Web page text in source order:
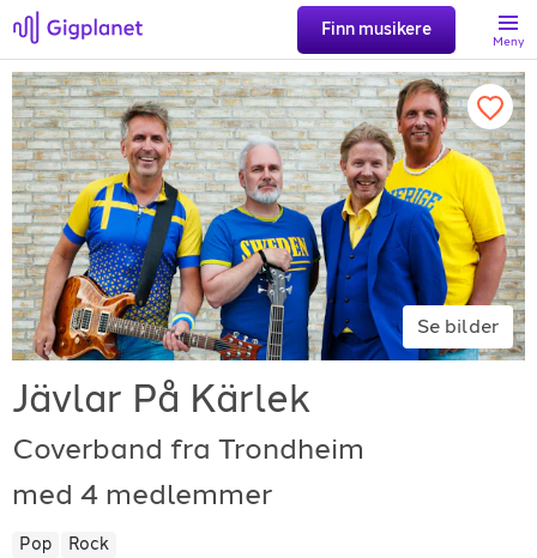
Finn musikere
Meny
Søk
Favoritter
Logg inn
Registrer artist
Gigplanet
Se bilder
Jävlar På Kärlek
Coverband fra Trondheim
med 4 medlemmer
Pop Rock